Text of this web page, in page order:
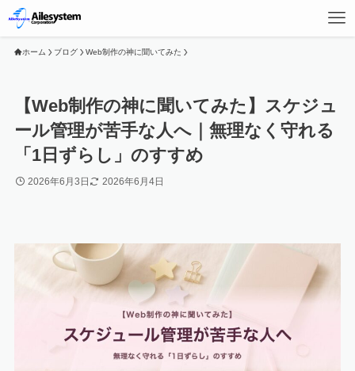
ホーム ブログ Web制作の神に聞いてみた
【Web制作の神に聞いてみた】スケジュ
ール管理が苦手な人へ｜無理なく守れる
「1日ずらし」のすすめ
2026年6月3日 2026年6月4日